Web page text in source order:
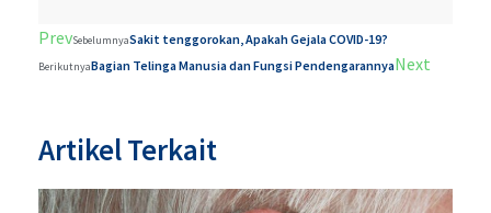
PrevSebelumnyaSakit tenggorokan, Apakah Gejala COVID-19?
BerikutnyaBagian Telinga Manusia dan Fungsi PendengarannyaNext
Artikel Terkait